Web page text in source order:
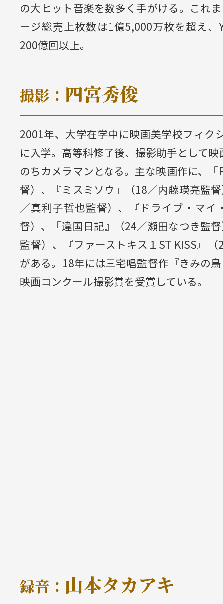
の大ヒット音楽を数多く手がける。これ
ージ総売上枚数は1億5,000万枚を超え
200億回以上。
撮影： 四宮秀俊
2001年、大学在学中に映画美学校フィク
に入学。高等科修了後、撮影助手として
のちカメラマンとなる。主な映画作に、
督）、『ミスミソウ』（18／内藤瑛亮監
／真利子哲也監督）、『ドライブ・マイ
督）、『違国日記』（24／瀬田なつき監
監督）、『ファーストキス１ST KISS』
がある。18年には三宅唱監督作『きみの
映画コンクール撮影賞を受賞している。
録音： 山本タカアキ